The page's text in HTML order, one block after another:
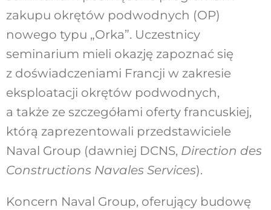
zakupu okrętów podwodnych (OP)
nowego typu „Orka”. Uczestnicy
seminarium mieli okazję zapoznać się
z doświadczeniami Francji w zakresie
eksploatacji okrętów podwodnych,
a także ze szczegółami oferty francuskiej,
którą zaprezentowali przedstawiciele
Naval Group (dawniej DCNS, Direction des
Constructions Navales Services).
Koncern Naval Group, oferujący budowę